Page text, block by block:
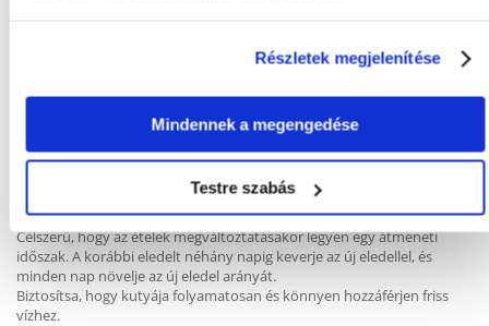
Részletek megjelenítése
Mindennek a megengedése
Testre szabás
Szárazon vagy vízzel megnedvesítve etethető.
A fenti részek hozzávetőlegesek. A napi adagot minden egyes
kutyához egyedileg kell igazítani, figyelembe véve a kutya aktivitását,
egészségi állapotát, kondícióját és hízási hajlamát.
A tálakat naponta el kell mosni, és az el nem fogyasztott ételt újjal kell
helyettesíteni.
Célszerű, hogy az ételek megváltoztatásakor legyen egy átmeneti
időszak. A korábbi eledelt néhány napig keverje az új eledellel, és
minden nap növelje az új eledel arányát.
Biztosítsa, hogy kutyája folyamatosan és könnyen hozzáférjen friss
vízhez.